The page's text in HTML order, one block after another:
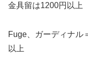
金具留は1200円以上
Fuge、ガーディナ
以上